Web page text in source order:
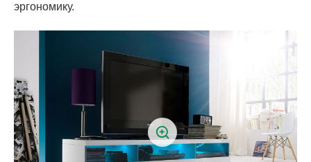
эргономику.